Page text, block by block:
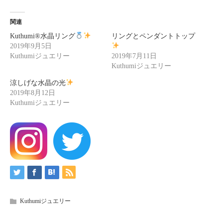
関連
Kuthumi®️水晶リング
2019年9月5日
Kuthumiジュエリー
リングとペンダントトップ
2019年7月11日
Kuthumiジュエリー
涼しげな水晶の光
2019年8月12日
Kuthumiジュエリー
Kuthumiジュエリー